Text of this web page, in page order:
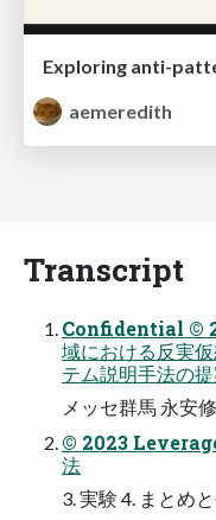
Exploring anti-
aemeredith
Transcript
Confidential ©
域における反実
テム説明手法の
メッセ群馬 永安
© 2023
法
3. 実験 4. まとめ